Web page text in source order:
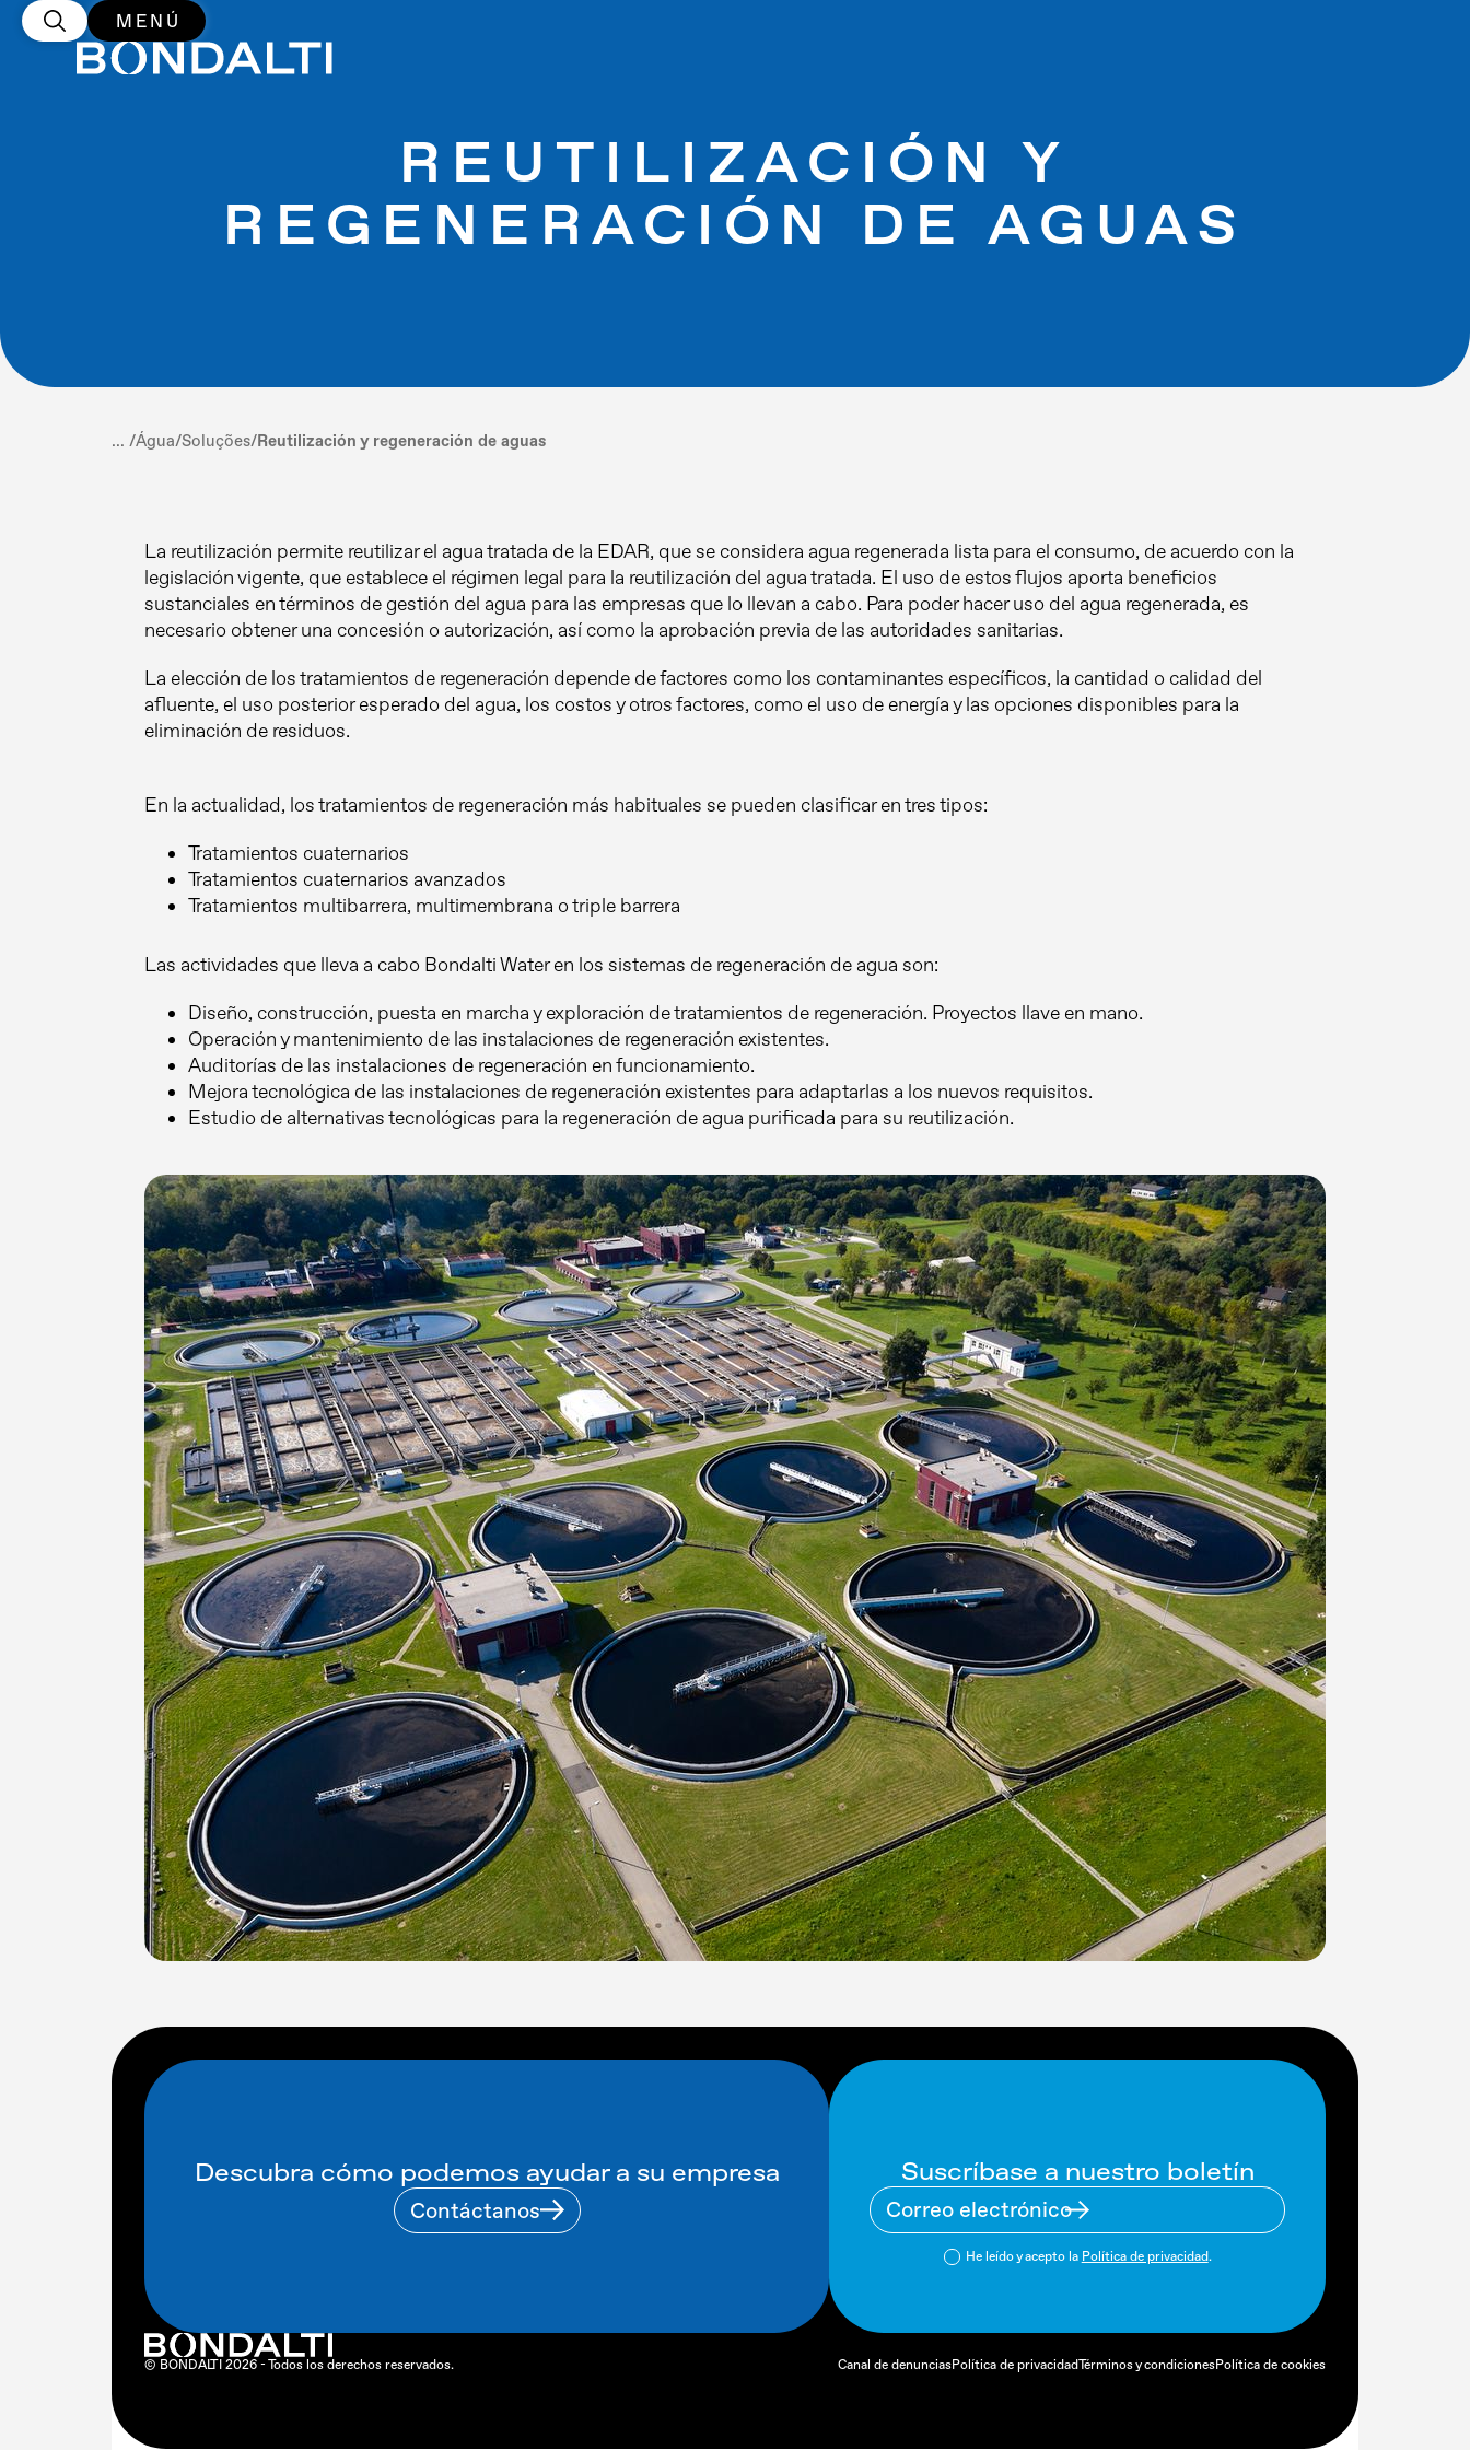
MENÚ
REUTILIZACIÓN Y
REGENERACIÓN DE AGUAS
... /Água/Soluções/Reutilización y regeneración de aguas
La reutilización permite reutilizar el agua tratada de la EDAR, que se considera agua regenerada lista para el consumo, de acuerdo con la
legislación vigente, que establece el régimen legal para la reutilización del agua tratada. El uso de estos flujos aporta beneficios
sustanciales en términos de gestión del agua para las empresas que lo llevan a cabo. Para poder hacer uso del agua regenerada, es
necesario obtener una concesión o autorización, así como la aprobación previa de las autoridades sanitarias.
La elección de los tratamientos de regeneración depende de factores como los contaminantes específicos, la cantidad o calidad del
afluente, el uso posterior esperado del agua, los costos y otros factores, como el uso de energía y las opciones disponibles para la
eliminación de residuos.
En la actualidad, los tratamientos de regeneración más habituales se pueden clasificar en tres tipos:
Tratamientos cuaternarios
Tratamientos cuaternarios avanzados
Tratamientos multibarrera, multimembrana o triple barrera
Las actividades que lleva a cabo Bondalti Water en los sistemas de regeneración de agua son:
Diseño, construcción, puesta en marcha y exploración de tratamientos de regeneración. Proyectos llave en mano.
Operación y mantenimiento de las instalaciones de regeneración existentes.
Auditorías de las instalaciones de regeneración en funcionamiento.
Mejora tecnológica de las instalaciones de regeneración existentes para adaptarlas a los nuevos requisitos.
Estudio de alternativas tecnológicas para la regeneración de agua purificada para su reutilización.
Descubra cómo podemos ayudar a su empresa
Contáctanos
Suscríbase a nuestro boletín
He leído y acepto la Política de privacidad.
© BONDALTI 2026 - Todos los derechos reservados. Canal de denunciasPolítica de privacidadTérminos y condicionesPolítica de cookies